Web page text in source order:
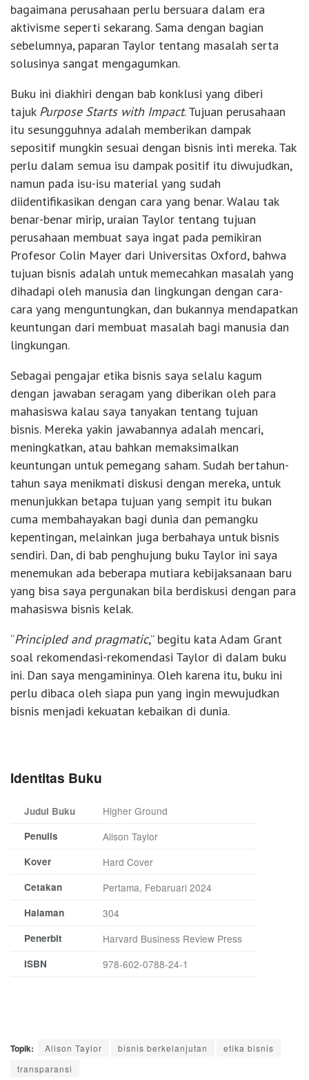
bagaimana perusahaan perlu bersuara dalam era
aktivisme seperti sekarang. Sama dengan bagian
sebelumnya, paparan Taylor tentang masalah serta
solusinya sangat mengagumkan.
Buku ini diakhiri dengan bab konklusi yang diberi
tajuk Purpose Starts with Impact. Tujuan perusahaan
itu sesungguhnya adalah memberikan dampak
sepositif mungkin sesuai dengan bisnis inti mereka. Tak
perlu dalam semua isu dampak positif itu diwujudkan,
namun pada isu-isu material yang sudah
diidentifikasikan dengan cara yang benar. Walau tak
benar-benar mirip, uraian Taylor tentang tujuan
perusahaan membuat saya ingat pada pemikiran
Profesor Colin Mayer dari Universitas Oxford, bahwa
tujuan bisnis adalah untuk memecahkan masalah yang
dihadapi oleh manusia dan lingkungan dengan cara-
cara yang menguntungkan, dan bukannya mendapatkan
keuntungan dari membuat masalah bagi manusia dan
lingkungan.
Sebagai pengajar etika bisnis saya selalu kagum
dengan jawaban seragam yang diberikan oleh para
mahasiswa kalau saya tanyakan tentang tujuan
bisnis. Mereka yakin jawabannya adalah mencari,
meningkatkan, atau bahkan memaksimalkan
keuntungan untuk pemegang saham. Sudah bertahun-
tahun saya menikmati diskusi dengan mereka, untuk
menunjukkan betapa tujuan yang sempit itu bukan
cuma membahayakan bagi dunia dan pemangku
kepentingan, melainkan juga berbahaya untuk bisnis
sendiri. Dan, di bab penghujung buku Taylor ini saya
menemukan ada beberapa mutiara kebijaksanaan baru
yang bisa saya pergunakan bila berdiskusi dengan para
mahasiswa bisnis kelak.
“Principled and pragmatic,” begitu kata Adam Grant
soal rekomendasi-rekomendasi Taylor di dalam buku
ini. Dan saya mengamininya. Oleh karena itu, buku ini
perlu dibaca oleh siapa pun yang ingin mewujudkan
bisnis menjadi kekuatan kebaikan di dunia.
Identitas Buku
Judul Buku Higher Ground
Penulis Alison Taylor
Kover Hard Cover
Cetakan Pertama, Febaruari 2024
Halaman 304
Penerbit Harvard Business Review Press
ISBN 978-602-0788-24-1
Topik: Alison Taylor bisnis berkelanjutan
etika bisnis
transparansi